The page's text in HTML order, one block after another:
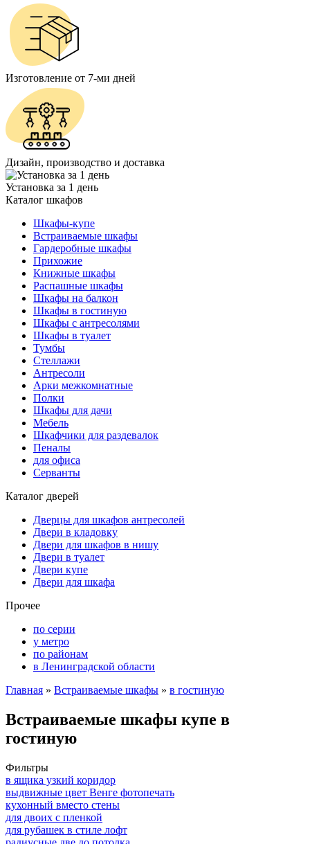
Изготовление от 7-ми дней
Дизайн, производство и доставка
Установка за 1 день
Каталог шкафов
Шкафы-купе
Встраиваемые шкафы
Гардеробные шкафы
Прихожие
Книжные шкафы
Распашные шкафы
Шкафы на балкон
Шкафы в гостиную
Шкафы с антресолями
Шкафы в туалет
Тумбы
Стеллажи
Антресоли
Арки межкомнатные
Полки
Шкафы для дачи
Мебель
Шкафчики для раздевалок
Пеналы
для офиса
Серванты
Каталог дверей
Дверцы для шкафов антресолей
Двери в кладовку
Двери для шкафов в нишу
Двери в туалет
Двери купе
Двери для шкафа
Прочее
по серии
у метро
по районам
в Ленинградской области
Главная » Встраиваемые шкафы » в гостиную
Встраиваемые шкафы купе в
гостиную
Фильтры
в ящика узкий коридор
выдвижные цвет Венге фотопечать
кухонный вместо стены
для двоих с пленкой
для рубашек в стиле лофт